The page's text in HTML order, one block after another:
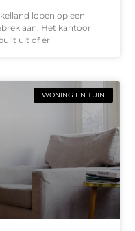
lopen op een
aan. Het kantoor
uit of er
WONING EN TUIN